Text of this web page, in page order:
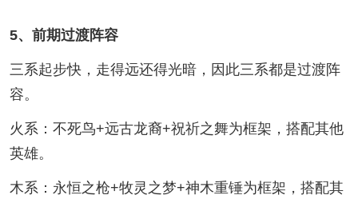
5、前期过渡阵容
三系起步快，走得远还得光暗，因此三系都是过渡阵
容。
火系：不死鸟+远古龙裔+祝祈之舞为框架，搭配其他
英雄。
木系：永恒之枪+牧灵之梦+神木重锤为框架，搭配其